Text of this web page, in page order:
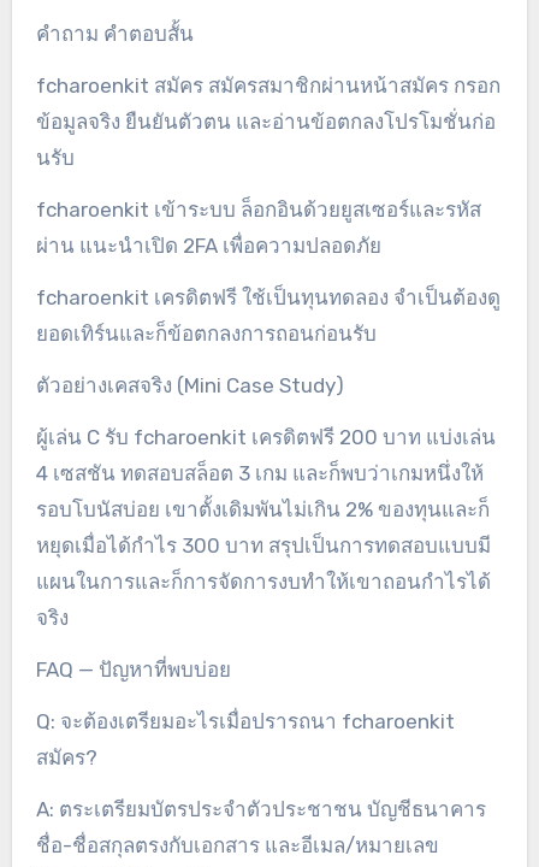
คำถาม คำตอบสั้น
fcharoenkit สมัคร สมัครสมาชิกผ่านหน้าสมัคร กรอก
ข้อมูลจริง ยืนยันตัวตน และอ่านข้อตกลงโปรโมชั่นก่อ
นรับ
fcharoenkit เข้าระบบ ล็อกอินด้วยยูสเซอร์และรหัส
ผ่าน แนะนำเปิด 2FA เพื่อความปลอดภัย
fcharoenkit เครดิตฟรี ใช้เป็นทุนทดลอง จำเป็นต้องดู
ยอดเทิร์นและก็ข้อตกลงการถอนก่อนรับ
ตัวอย่างเคสจริง (Mini Case Study)
ผู้เล่น C รับ fcharoenkit เครดิตฟรี 200 บาท แบ่งเล่น
4 เซสชัน ทดสอบสล็อต 3 เกม และก็พบว่าเกมหนึ่งให้
รอบโบนัสบ่อย เขาตั้งเดิมพันไม่เกิน 2% ของทุนและก็
หยุดเมื่อได้กำไร 300 บาท สรุปเป็นการทดสอบแบบมี
แผนในการและก็การจัดการงบทำให้เขาถอนกำไรได้
จริง
FAQ — ปัญหาที่พบบ่อย
Q: จะต้องเตรียมอะไรเมื่อปรารถนา fcharoenkit
สมัคร?
A: ตระเตรียมบัตรประจำตัวประชาชน บัญชีธนาคาร
ชื่อ-ชื่อสกุลตรงกับเอกสาร และอีเมล/หมายเลข